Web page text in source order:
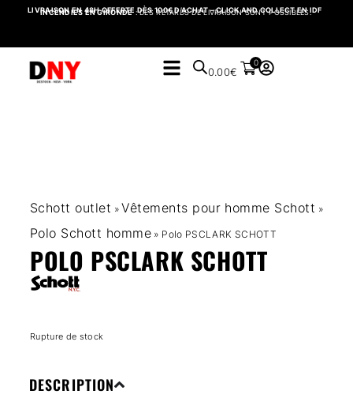
LIVRAISON EN 48H OFFERTE DÈS 100€ D’ACHAT – CLICK AND COLLECT EN IDF
INCENDIES EN GIRONDE: DES RETARDS DE LIVRAISON SONT POSSIBLES.
0.00€
0
Schott outlet » Vêtements pour homme Schott »
Polo Schott homme » Polo PSCLARK SCHOTT
POLO PSCLARK SCHOTT
Rupture de stock
DESCRIPTION